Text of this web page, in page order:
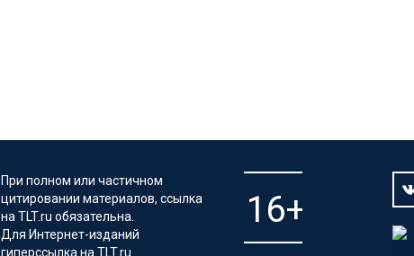
При полном или частичном
цитировании материалов, ссылка
на TLT.ru обязательна.
Для Интернет-изданий
гиперссылка на TLT.ru